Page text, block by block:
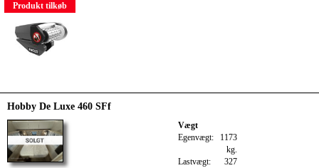
Produkt tilkøb
Hobby De Luxe 460 SFf
Vægt
Egenvægt: 1173
kg.
Lastvægt:
327